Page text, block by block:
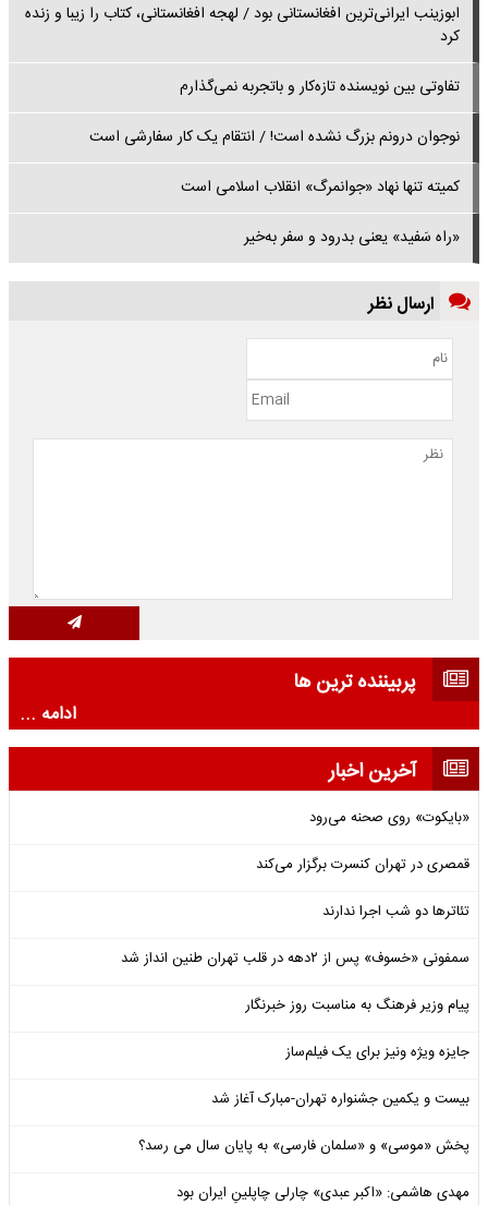
ابوزینب ایرانی‌ترین افغانستانی بود / لهجه افغانستانی، کتاب را زیبا و زنده
کرد
تفاوتی بین نویسنده تازه‌کار و باتجربه نمی‌گذارم
نوجوان درونم بزرگ نشده است! / انتقام یک کار سفارشی است
کمیته تنها نهاد «جوانمرگ» انقلاب اسلامی است
«راه سَفید» یعنی بدرود و سفر به‌خیر
ارسال نظر
پربیننده ترین ها
ادامه ...
آخرین اخبار
«بایکوت» روی صحنه می‌رود
قمصری در تهران کنسرت برگزار می‌کند
تئاترها دو شب اجرا ندارند
سمفونی «خسوف» پس از ۲دهه در قلب تهران طنین انداز شد
پیام وزیر فرهنگ به مناسبت روز خبرنگار
جایزه ویژه ونیز برای یک فیلم‌ساز
بیست و یکمین جشنواره تهران-مبارک آغاز شد
پخش «موسی» و «سلمان فارسی» به پایان سال می رسد؟
مهدی هاشمی: «اکبر عبدی» چارلی چاپلینِ ایران بود